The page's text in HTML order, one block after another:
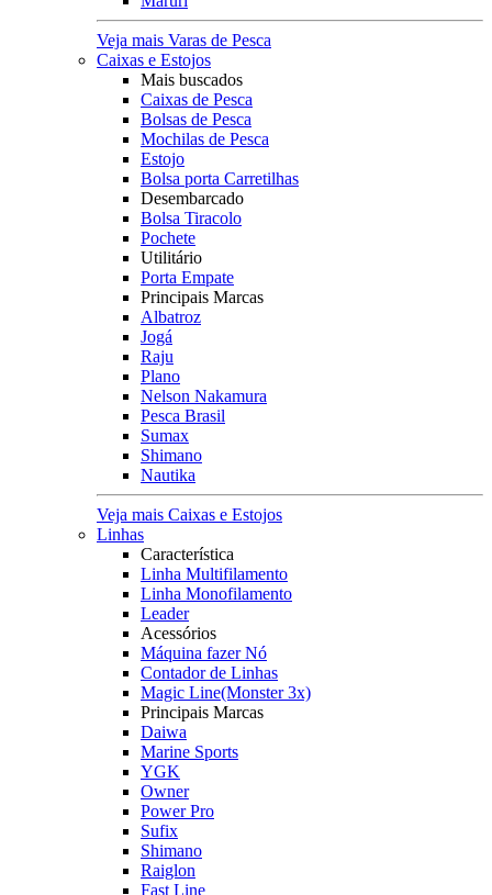
Veja mais Varas de Pesca
Caixas e Estojos
Mais buscados
Caixas de Pesca
Bolsas de Pesca
Mochilas de Pesca
Estojo
Bolsa porta Carretilhas
Desembarcado
Bolsa Tiracolo
Pochete
Utilitário
Porta Empate
Principais Marcas
Albatroz
Jogá
Raju
Plano
Nelson Nakamura
Pesca Brasil
Sumax
Shimano
Nautika
Veja mais Caixas e Estojos
Linhas
Característica
Linha Multifilamento
Linha Monofilamento
Leader
Acessórios
Máquina fazer Nó
Contador de Linhas
Magic Line(Monster 3x)
Principais Marcas
Daiwa
Marine Sports
YGK
Owner
Power Pro
Sufix
Shimano
Raiglon
Fast Line